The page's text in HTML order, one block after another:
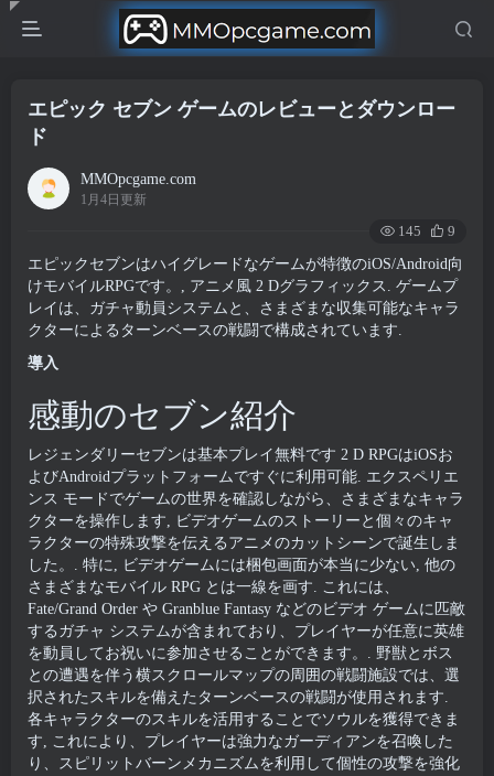
エピック セブン ゲームのレビューとダウンロー
ド
MMOpcgame.com
1月4日更新
145
9
エピックセブンはハイグレードなゲームが特徴のiOS/Android向
けモバイルRPGです。, アニメ風 2 Dグラフィックス. ゲームプ
レイは、ガチャ動員システムと、さまざまな収集可能なキャラ
クターによるターンベースの戦闘で構成されています.
導入
感動のセブン紹介
レジェンダリーセブンは基本プレイ無料です 2 D RPGはiOSお
よびAndroidプラットフォームですぐに利用可能. エクスペリエ
ンス モードでゲームの世界を確認しながら、さまざまなキャラ
クターを操作します, ビデオゲームのストーリーと個々のキャ
ラクターの特殊攻撃を伝えるアニメのカットシーンで誕生しま
した。. 特に, ビデオゲームには梱包画面が本当に少ない, 他の
さまざまなモバイル RPG とは一線を画す. これには、
Fate/Grand Order や Granblue Fantasy などのビデオ ゲームに匹敵
するガチャ システムが含まれており、プレイヤーが任意に英雄
を動員してお祝いに参加させることができます。. 野獣とボス
との遭遇を伴う横スクロールマップの周囲の戦闘施設では、選
択されたスキルを備えたターンベースの戦闘が使用されます.
各キャラクターのスキルを活用することでソウルを獲得できま
す, これにより、プレイヤーは強力なガーディアンを召喚した
り、スピリットバーンメカニズムを利用して個性の攻撃を強化